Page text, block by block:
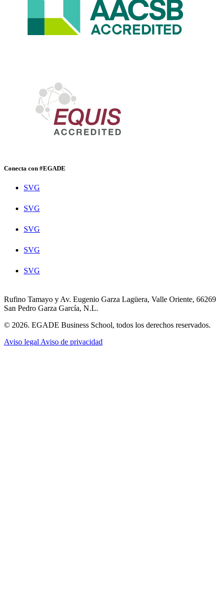
Conecta con #EGADE
SVG
SVG
SVG
SVG
SVG
Rufino Tamayo y Av. Eugenio Garza Lagüera, Valle Oriente, 66269
San Pedro Garza García, N.L.
© 2026. EGADE Business School, todos los derechos reservados.
Aviso legal Aviso de privacidad